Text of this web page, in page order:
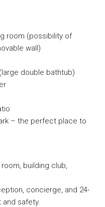
room (possibility of
wall)
double bathtub)
– the perfect place to
building club,
concierge, and 24-
and safety.